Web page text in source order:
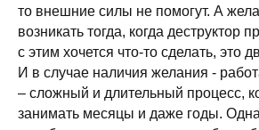
то внешние силы не помогут. А
возникать тогда, когда деструктор
с этим хочется что-то сделать, это
И в случае наличия желания -
– сложный и длительный процесс,
занимать месяцы и даже годы.